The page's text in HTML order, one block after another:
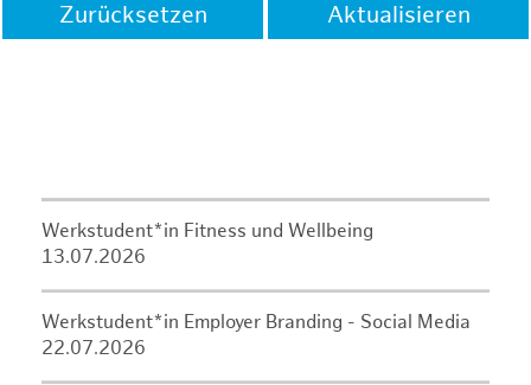
Zurücksetzen Aktualisieren
Werkstudent*in Fitness und Wellbeing
13.07.2026
Werkstudent*in Employer Branding - Social Media
22.07.2026